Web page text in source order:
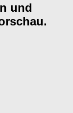
und